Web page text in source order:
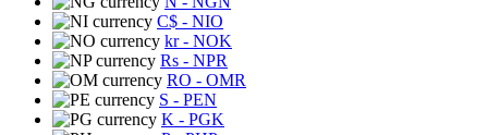
C$ - NIO
kr- NOK
Rs - NPR
RO - OMR
S - PEN
K - PGK